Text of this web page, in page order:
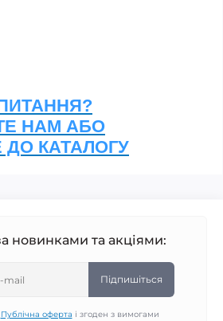
НАМ АБО
ДО КАТАЛОГУ
новинками та акціями:
Підпишіться
Публічна оферта і згоден з вимогами